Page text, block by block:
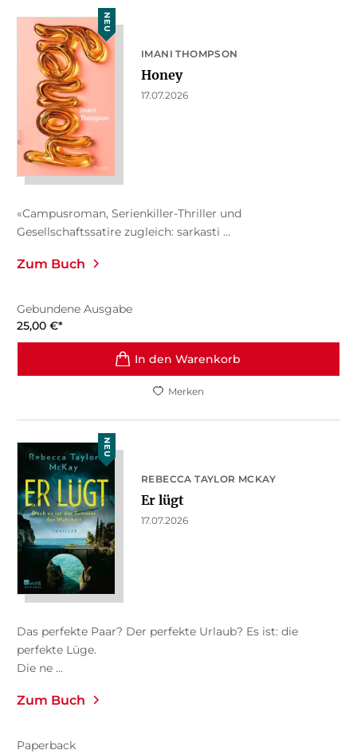
NEU
IMANI THOMPSON
Honey
17.07.2026
«Campusroman, Serienkiller-Thriller und
Gesellschaftssatire zugleich: sarkasti ...
Zum Buch
Gebundene Ausgabe
25,00 €*
In den Warenkorb
Merken
NEU
REBECCA TAYLOR MCKAY
Er lügt
17.07.2026
Das perfekte Paar? Der perfekte Urlaub? Es ist: die
perfekte Lüge.
Die ne ...
Zum Buch
Paperback